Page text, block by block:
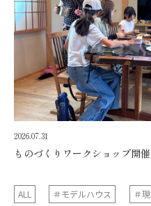
2026.07.31
ものづくりワークショップ開
ALL ＃モデルハウス ＃